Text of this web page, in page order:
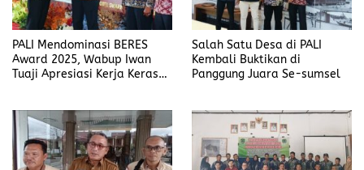
PALI Mendominasi BERES
Award 2025, Wabup Iwan
Tuaji Apresiasi Kerja Keras
Salah Satu Desa di PALI
Kembali Buktikan di
Panggung Juara Se-sumsel